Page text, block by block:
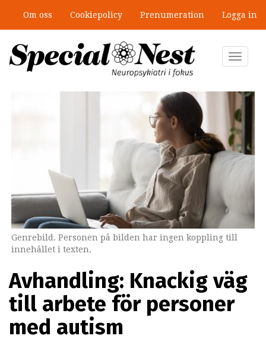
huvudinnehåll
Om oss Cookiepolicy Prenumeration Logga in
Toggle
Genrebild. Personen på bilden har ingen koppling till
innehållet i texten.
Avhandling: Knackig väg
till arbete för personer
med autism
Mobbning vid autism och adhd: 4